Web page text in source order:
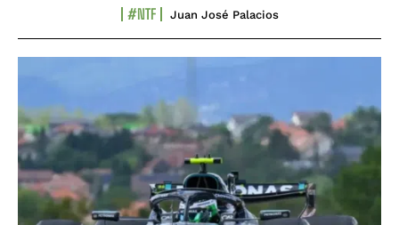
#NTF Juan José Palacios